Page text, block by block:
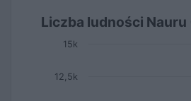
Liczba ludności
12,5k
15k